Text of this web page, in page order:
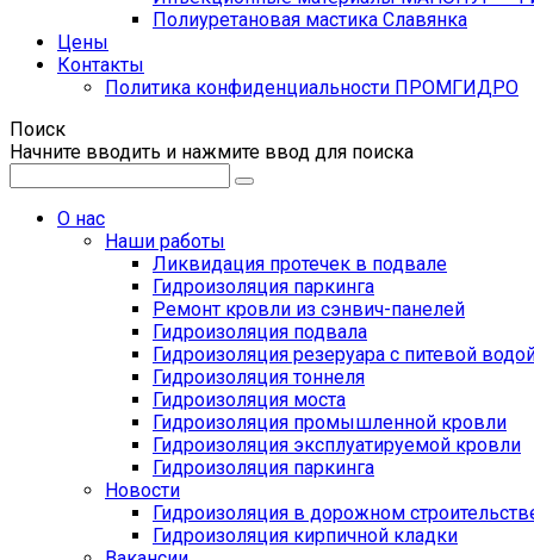
Полиуретановая мастика Славянка
Цены
Контакты
Политика конфиденциальности ПРОМГИДРО
Поиск
Начните вводить и нажмите ввод для поиска
О нас
Наши работы
Ликвидация протечек в подвале
Гидроизоляция паркинга
Ремонт кровли из сэнвич-панелей
Гидроизоляция подвала
Гидроизоляция резеруара с питевой
Гидроизоляция тоннеля
Гидроизоляция моста
Гидроизоляция промышленной кровли
Гидроизоляция эксплуатируемой кровли
Гидроизоляция паркинга
Новости
Гидроизоляция в дорожном
Гидроизоляция кирпичной кладки